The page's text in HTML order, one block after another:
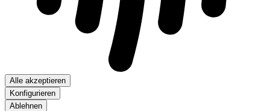
Alle akzeptieren
Konfigurieren
Ablehnen